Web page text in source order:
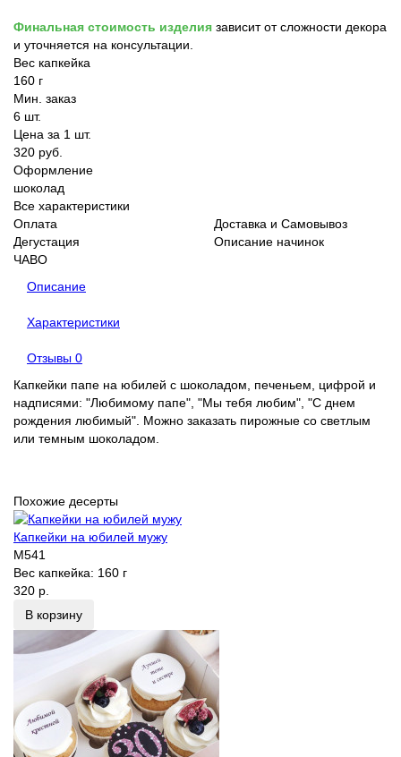
Финальная стоимость изделия зависит от сложности декора
и уточняется на консультации.
Вес капкейка
160 г
Мин. заказ
6 шт.
Цена за 1 шт.
320 руб.
Оформление
шоколад
Все характеристики
Оплата
Доставка и Самовывоз
Дегустация
Описание начинок
ЧАВО
Описание
Характеристики
Отзывы 0
Капкейки папе на юбилей с шоколадом, печеньем, цифрой и
надписями: "Любимому папе", "Мы тебя любим", "С днем
рождения любимый". Можно заказать пирожные со светлым
или темным шоколадом.
Похожие десерты
Капкейки на юбилей мужу
M541
Вес капкейка: 160 г
320 р.
В корзину